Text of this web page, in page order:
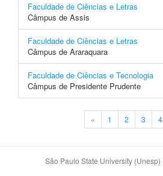
Faculdade de Ciências e Letras
Câmpus de Assis
Faculdade de Ciências e Letras
Câmpus de Araraquara
Faculdade de Ciências e Tecnologia
Câmpus de Presidente Prudente
« 1 2 3 4
São Paulo State University (Unesp)